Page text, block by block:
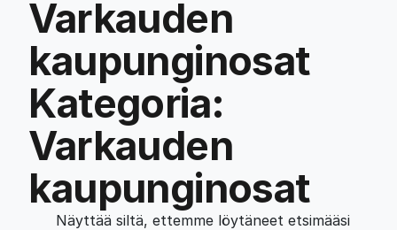
Varkauden
kaupunginosat
Kategoria:
Varkauden
kaupunginosat
Näyttää siltä, ettemme löytäneet etsimääsi